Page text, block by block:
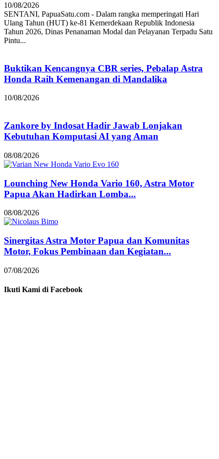
10/08/2026
SENTANI, PapuaSatu.com - Dalam rangka memperingati Hari
Ulang Tahun (HUT) ke-81 Kemerdekaan Republik Indonesia
Tahun 2026, Dinas Penanaman Modal dan Pelayanan Terpadu Satu
Pintu...
Buktikan Kencangnya CBR series, Pebalap Astra
Honda Raih Kemenangan di Mandalika
10/08/2026
Zankore by Indosat Hadir Jawab Lonjakan
Kebutuhan Komputasi AI yang Aman
08/08/2026
Lounching New Honda Vario 160, Astra Motor
Papua Akan Hadirkan Lomba...
08/08/2026
Sinergitas Astra Motor Papua dan Komunitas
Motor, Fokus Pembinaan dan Kegiatan...
07/08/2026
Ikuti Kami di Facebook